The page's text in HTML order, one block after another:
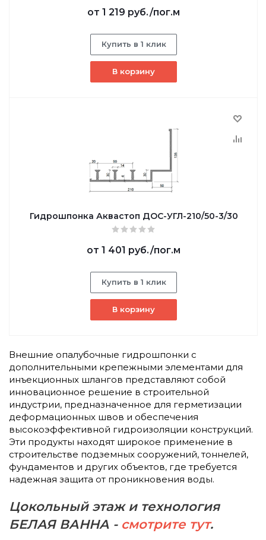
от 1 219 руб./пог.м
Купить в 1 клик
В корзину
Гидрошпонка Аквастоп ДОС-УГЛ-210/50-3/30
от 1 401 руб./пог.м
Купить в 1 клик
В корзину
Внешние опалубочные гидрошпонки с
дополнительными крепежными элементами для
инъекционных шлангов представляют собой
инновационное решение в строительной
индустрии, предназначенное для герметизации
деформационных швов и обеспечения
высокоэффективной гидроизоляции конструкций.
Эти продукты находят широкое применение в
строительстве подземных сооружений, тоннелей,
фундаментов и других объектов, где требуется
надежная защита от проникновения воды.
Цокольный этаж и технология
БЕЛАЯ ВАННА - смотрите тут.